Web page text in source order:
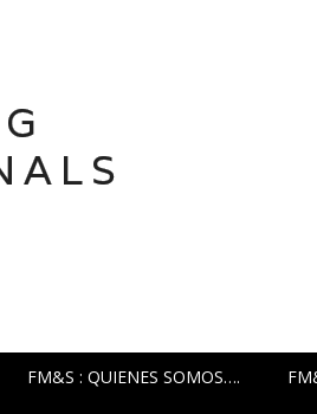
FM&S : QUIENES SOMOS….